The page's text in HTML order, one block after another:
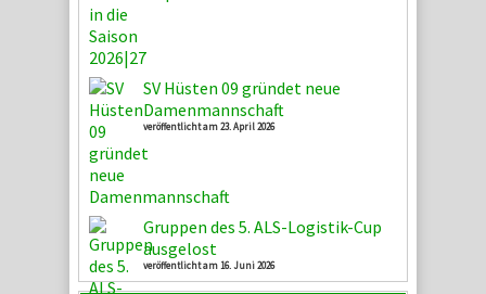
SV Hüsten 09 gründet neue
Damenmannschaft
veröffentlicht am 23. April 2026
Gruppen des 5. ALS-Logistik-Cup
ausgelost
veröffentlicht am 16. Juni 2026